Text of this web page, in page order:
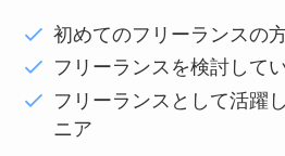
初めてのフリーランスの
フリーランスを検討して
フリーランスとして活躍
ニア